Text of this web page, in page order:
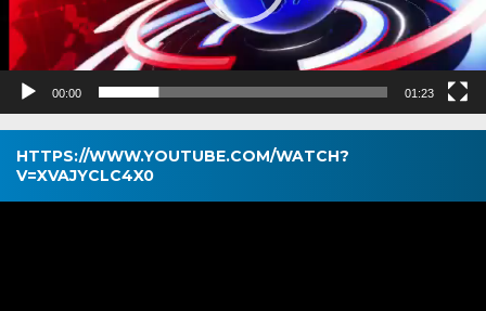
00:00 01:23
HTTPS://WWW.YOUTUBE.COM/WATCH?
V=XVAJYCLC4X0
Pemutar